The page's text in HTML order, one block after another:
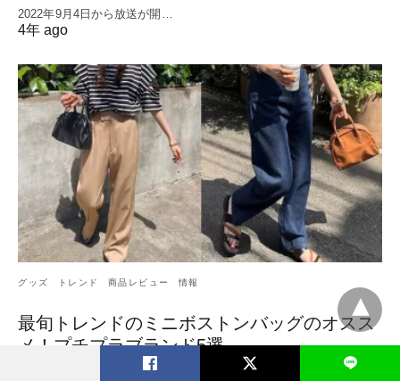
2022年9月4日から放送が開…
4年 ago
グッズ トレンド 商品レビュー 情報
最旬トレンドのミニボストンバッグのオスス
メ！プチプラブランド5選
今年注目されているバッグがショ… L